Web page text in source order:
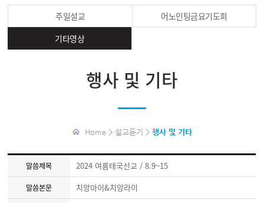
주일설교
어노인팅금요기도회
기타영상
행사 및 기타
Home > 설교듣기 > 행사 및 기타
말씀제목 2024 여름태국선교 / 8.9~15
말씀본문 치앙마이&치앙라이